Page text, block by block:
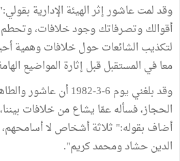
وقد لمت عاشور إثر الهيئة الإدارية
أقوالك وتصرفاتك وجود خلافات، وتحطم
لتكذيب الشائعات حول خلافات وهمية
معا في المستقبل قبل إثارة المواضيع
وقد بلغني يوم 6-3-1982
الحجاز، فسأله عمّا يشاع من خلافات
أضاف بقوله:" ثلاثة أشخاص لا أسامحهم،
الدين حشاد ومحمد كريم".